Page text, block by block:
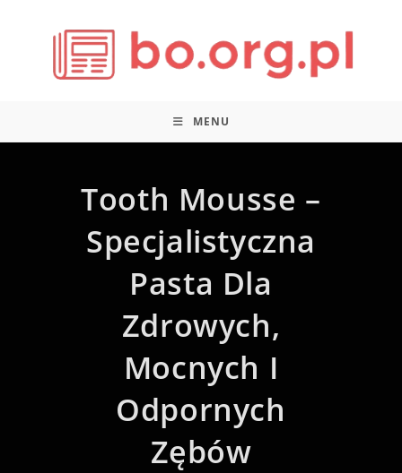
MENU
Tooth Mousse –
Specjalistyczna
Pasta Dla
Zdrowych,
Mocnych I
Odpornych
Zębów